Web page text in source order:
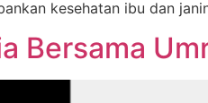
kesehatan ibu dan
Bersama